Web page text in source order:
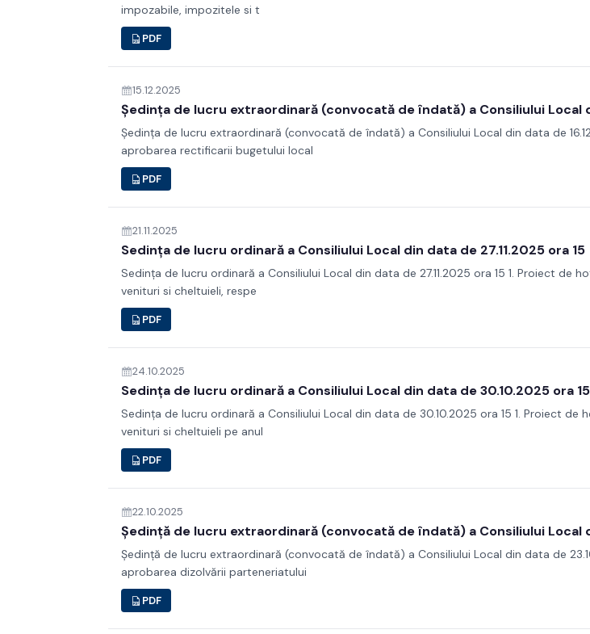
impozabile, impozitele si t
PDF
15.12.2025
Ședința de lucru extraordinară (convocată de îndată) a Consiliului Local
Ședința de lucru extraordinară (convocată de îndată) a Consiliului Local din data de
aprobarea rectificarii bugetului local
PDF
21.11.2025
Sedința de lucru ordinară a Consiliului Local din data de 27.11.2025 ora 15
Sedința de lucru ordinară a Consiliului Local din data de 27.11.2025 ora 15 1. Proiect de
venituri si cheltuieli, respe
PDF
24.10.2025
Sedința de lucru ordinară a Consiliului Local din data de 30.10.2025 ora 15
Sedința de lucru ordinară a Consiliului Local din data de 30.10.2025 ora 15 1. Proiect
venituri si cheltuieli pe anul
PDF
22.10.2025
Ședință de lucru extraordinară (convocată de îndată) a Consiliului Local
Ședință de lucru extraordinară (convocată de îndată) a Consiliului Local din data de
aprobarea dizolvării parteneriatului
PDF